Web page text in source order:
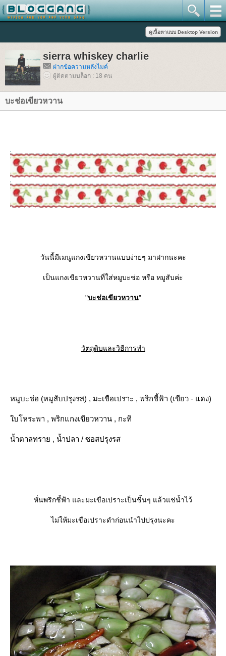
sierra whiskey charlie
ฝากข้อความหลังไมค์
ผู้ติดตามบล็อก : 18 คน
บะช่อเขียวหวาน
วันนี้มีเมนูแกงเขียวหวานแบบง่ายๆ มาฝากนะคะ
เป็นแกงเขียวหวานที่ใส่หมูบะช่อ หรือ หมูสับค่ะ
"บะช่อเขียวหวาน"
วัตถุดิบและวิธีการทำ
หมูบะช่อ (หมูสับปรุงรส) , มะเขือเปราะ , พริกชี้ฟ้า (เขียว - แดง)
บโหระพา , พริกแกงเขียวหวาน , กะทิ
น้ำตาลทราย , น้ำปลา / ซอสปรุงรส
หั่นพริกชี้ฟ้า และมะเขือเปราะเป็นชิ้นๆ แล้วแช่น้ำไว้
ไม่ให้มะเขือเปราะดำก่อนนำไปปรุงนะคะ